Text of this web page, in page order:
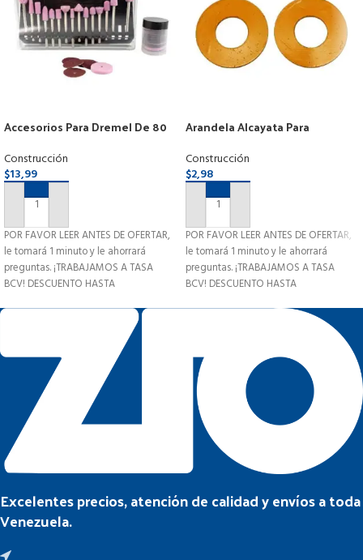
Accesorios Para Dremel De 80
Construcción
$13,99
AÑADIR AL CARRITO
POR FAVOR LEER ANTES DE OFERTAR,
le tomará 1 minuto y le ahorrará
preguntas. ¡TRABAJAMOS A TASA
BCV! DESCUENTO HASTA
Arandela Alcayata Para
Construcción
$2,98
AÑADIR AL CARRITO
POR FAVOR LEER ANTES DE OFERTAR,
le tomará 1 minuto y le ahorrará
preguntas. ¡TRABAJAMOS A TASA
BCV! DESCUENTO HASTA
Excelentes precios, atención de calidad y envíos a toda
Venezuela.